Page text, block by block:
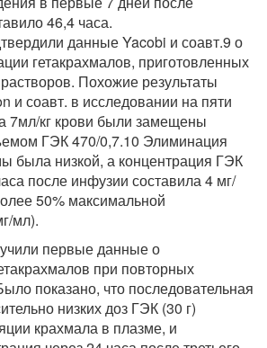
46,4 часа.
данные Yacobi и соавт.9 о
гетакрахмалов, приготовленных
Похожие результаты
и соавт. в исследовании на пяти
7мл/кг крови были замещены
ГЭК 470/0,7.10 Элиминация
была низкой, а концентрация ГЭК
после инфузии составила 4 мг/
50% максимальной
мл).
первые данные о
при повторных
показано, что последовательная
низких доз ГЭК (30 г)
крахмала в плазме, и